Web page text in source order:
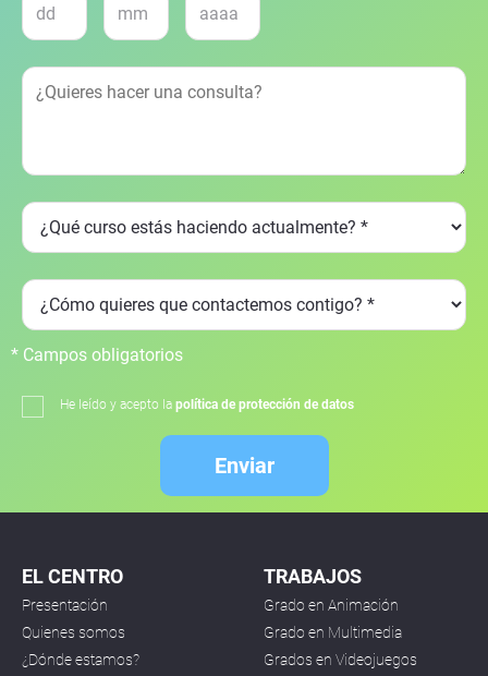
* Campos obligatorios
He leído y acepto la política de protección de datos
Enviar
EL CENTRO
Presentación
Quienes somos
¿Dónde estamos?
TRABAJOS
Grado en Animación
Grado en Multimedia
Grados en Videojuegos